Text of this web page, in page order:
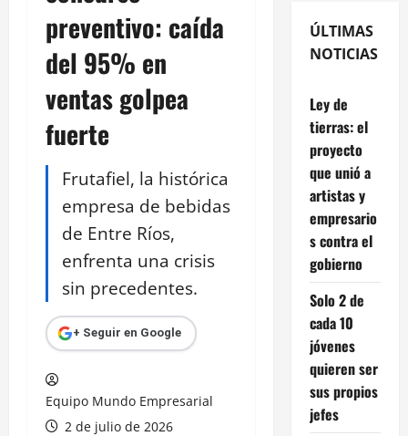
preventivo: caída
del 95% en
ventas golpea
fuerte
Frutafiel, la histórica
empresa de bebidas
de Entre Ríos,
enfrenta una crisis
sin precedentes.
+ Seguir en Google
Equipo Mundo Empresarial
2 de julio de 2026
ÚLTIMAS
NOTICIAS
Ley de
tierras: el
proyecto
que unió a
artistas y
empresario
s contra el
gobierno
Solo 2 de
cada 10
jóvenes
quieren ser
sus propios
jefes